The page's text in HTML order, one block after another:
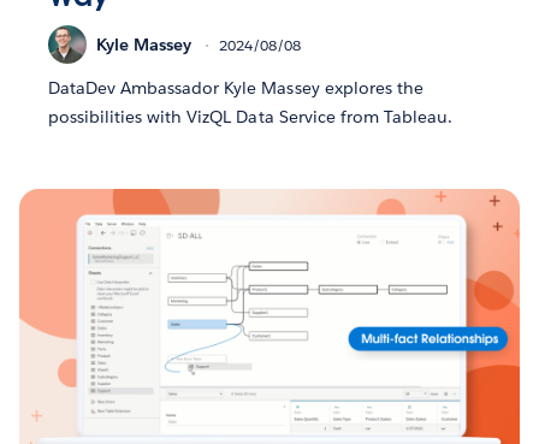
Kyle Massey 2024/08/08
DataDev Ambassador Kyle Massey explores the
possibilities with VizQL Data Service from Tableau.